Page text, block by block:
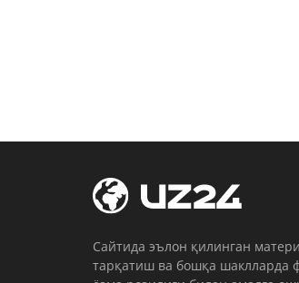
Cайтида эълон қилинган
тарқатиш ва бошқа шаклларда